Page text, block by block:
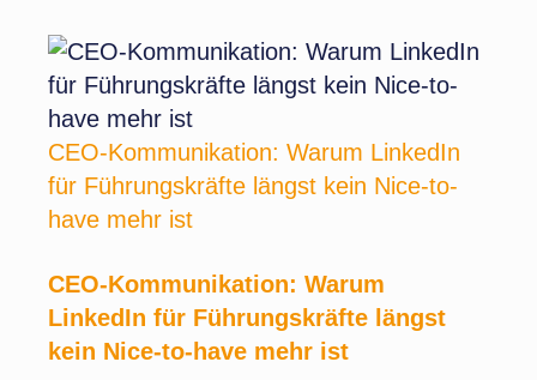
CEO-Kommunikation: Warum LinkedIn
für Führungskräfte längst kein Nice-to-
have mehr ist
CEO-Kommunikation: Warum
LinkedIn für Führungskräfte längst
kein Nice-to-have mehr ist